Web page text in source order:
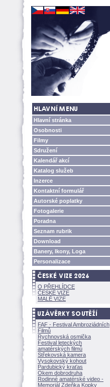
Hlavní stránka
Osobnosti
Filmy
Sdružení
Kalendář akcí
Katalog služeb
Inzerce
Kontaktní formulář
Autorské poplatky
Fotogalerie
Poradna
Seznam rubrik
Download
Banery, Ikony, Loga
Personalizace
O PŘEHLÍDCE
ČESKÉ VIZE
MALÉ VIZE
FAF - Festival Ambroziádních
Filmů
Rychnovská osmička
Festival leteckých
amatérských filmů
Střekovská kamera
Vysokovský kohout
Pardubický kraťas
Okem dobrodruha
Rodinné amatérské video -
Memoriál Zdeňka Kopky